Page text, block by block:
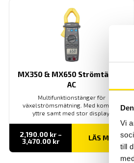
Vi
till
MX350 & MX650 Strömtänger
AC
Multifunktionstänger för
växelströmsmätning. Med kompakt
yttre samt med stor display.
2,190.00 kr –
3,470.00 krPrisintervall:
till
LÄS MER